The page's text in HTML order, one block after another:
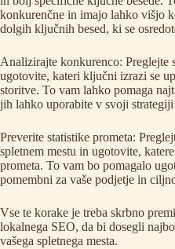
konkurenčne in imajo lahko višjo
dolgih ključnih besed, ki se
Analizirajte konkurenco: Preglejte
ugotovite, kateri ključni izrazi se
storitve. To vam lahko pomaga
jih lahko uporabite v svoji
Preverite statistike prometa:
spletnem mestu in ugotovite,
prometa. To vam bo pomagalo
pomembni za vaše podjetje in
Vse te korake je treba skrbno
lokalnega SEO, da bi dosegli
vašega spletnega mesta.